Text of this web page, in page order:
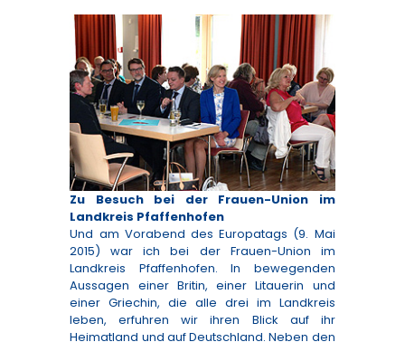
Zu Besuch bei der Frauen-Union im
Landkreis Pfaffenhofen
Und am Vorabend des Europatags (9. Mai
2015) war ich bei der Frauen-Union im
Landkreis Pfaffenhofen. In bewegenden
Aussagen einer Britin, einer Litauerin und
einer Griechin, die alle drei im Landkreis
leben, erfuhren wir ihren Blick auf ihr
Heimatland und auf Deutschland. Neben den